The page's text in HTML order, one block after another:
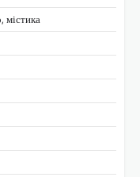
містика